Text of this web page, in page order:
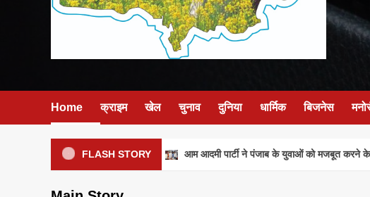
Home क्राइम खेल चुनाव दुनिया धार्मिक बिजनेस
FLASH STORY आम आदमी पार्टी ने पंजाब के युवाओं को मजबूत करने के